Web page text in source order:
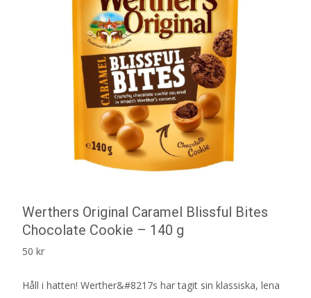
Werthers Original Caramel Blissful Bites
Chocolate Cookie – 140 g
50 kr
Håll i hatten! Werther&#8217s har tagit sin klassiska, lena